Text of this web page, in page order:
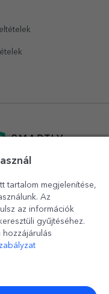
tartalom megjelenítése,
Az
az információk
gyűjtéséhez.
hozzájárulás